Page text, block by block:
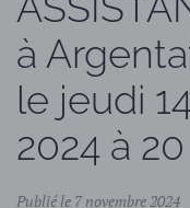
à
le jeudi
2024 à
Publié le 7 novembre 2024